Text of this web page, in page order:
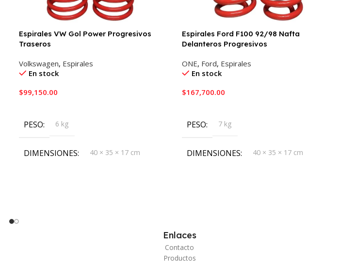
Espirales VW Gol Power Progresivos
Traseros
Volkswagen, Espirales
En stock
$99,150.00
PESO 6 kg
DIMENSIONES 40 × 35 × 17 cm
Espirales Ford F100 92/98 Nafta
Delanteros Progresivos
ONE, Ford, Espirales
En stock
$167,700.00
PESO 7 kg
DIMENSIONES 40 × 35 × 17 cm
Enlaces
Contacto
Productos